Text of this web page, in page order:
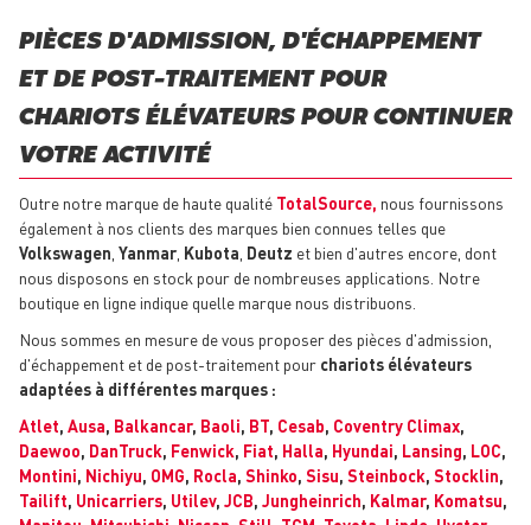
PIÈCES D'ADMISSION, D'ÉCHAPPEMENT
ET DE POST-TRAITEMENT POUR
CHARIOTS ÉLÉVATEURS POUR CONTINUER
VOTRE ACTIVITÉ
Outre notre marque de haute qualité TotalSource, nous fournissons
également à nos clients des marques bien connues telles que
Volkswagen Yanmar Kubota Deutz et bien d'autres encore, dont
nous disposons en stock pour de nombreuses applications. Notre
boutique en ligne indique quelle marque nous distribuons.
Nous sommes en mesure de vous proposer des pièces d'admission,
d'échappement et de post-traitement pour chariots élévateurs
adaptées à différentes marques :
Atlet, Ausa, Balkancar, Baoli, BT, Cesab, Coventry Climax,
Daewoo, DanTruck, Fenwick, Fiat, Halla, Hyundai, Lansing, LOC,
Montini, Nichiyu, OMG, Rocla, Shinko, Sisu, Steinbock, Stocklin,
Tailift, Unicarriers, Utilev, JCB, Jungheinrich, Kalmar, Komatsu,